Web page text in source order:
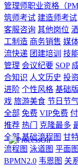
管理师职业资格（
筑师考试 建造师考试
客服咨询 其他岗位
工制造 商务销售 媒
流快递 团建培训 技
管理 会议纪要 SOP
合知识 人文历史 投
进阶 个性风格 基础
戏 旅游美食 节日节气
全部 免费 VIP免费
推荐 热门 克隆最多
全部 基础流程图 甘
流程图 泳道图 平面图
BPMN2.0 韦恩图 关